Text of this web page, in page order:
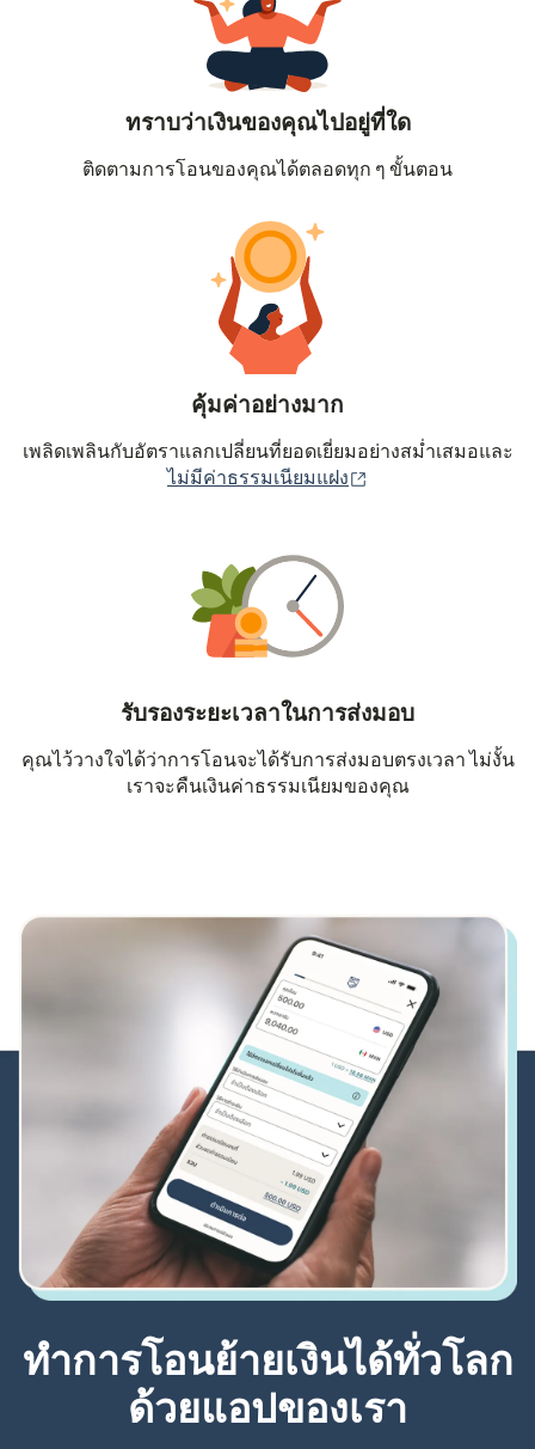
ทราบว่าเงินของคุณไปอยู่ที่ใด
ติดตามการโอนของคุณได้ตลอดทุก ๆ ขั้นตอน
คุ้มค่าอย่างมาก
เพลิดเพลินกับอัตราแลกเปลี่ยนที่ยอดเยี่ยมอย่างสม่ำเสมอและ
ไม่มีค่าธรรมเนียมแฝง
รับรองระยะเวลาในการส่งมอบ
คุณไว้วางใจได้ว่าการโอนจะได้รับการส่งมอบตรงเวลา ไม่งั้น
เราจะคืนเงินค่าธรรมเนียมของคุณ
ทำการโอนย้ายเงินได้ทั่วโลก
ด้วยแอปของเรา